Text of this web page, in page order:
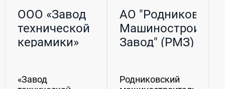
ООО «Завод
технической
керамики»
«Завод
АО
Завод" (РМЗ)
Родниковский